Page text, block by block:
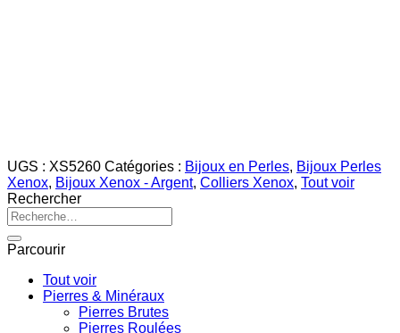
UGS : XS5260 Catégories : Bijoux en Perles, Bijoux Perles
Xenox, Bijoux Xenox - Argent, Colliers Xenox, Tout voir
Rechercher
Recherche
pour :
Parcourir
Tout voir
Pierres & Minéraux
Pierres Brutes
Pierres Roulées